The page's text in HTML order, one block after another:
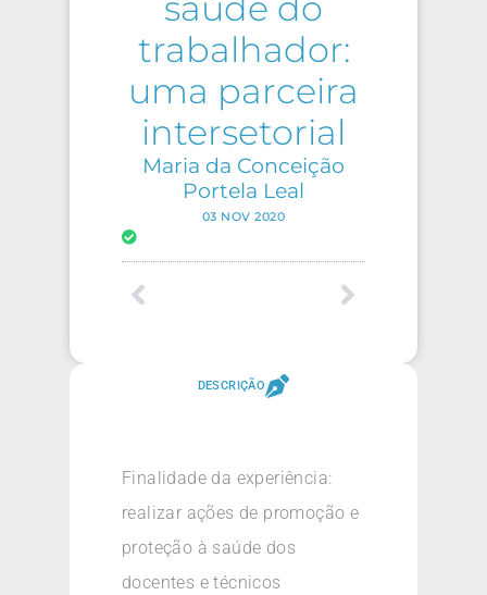
saúde do
trabalhador:
uma parceira
intersetorial
Maria da Conceição
Portela Leal
03 NOV 2020
DESCRIÇÃO
Finalidade da experiência:
realizar ações de promoção e
proteção à saúde dos
docentes e técnicos